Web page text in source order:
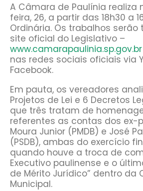
A Câmara de Paulínia realiza
feira, 26, a partir das 18h30 a
Ordinária. Os trabalhos
site oficial do Legislativo –
www.camarapaulinia.sp.gov.br
nas redes sociais oficiais via
Facebook.
Em pauta, os vereadores
Projetos de Lei e 6 Decretos
que três tratam de
referentes as contas dos ex-
Moura Junior (PMDB) e José
(PSDB), ambas do exercício
quando houve a troca de
Executivo paulinense e o
de Mérito Jurídico” dentro da
Municipal.